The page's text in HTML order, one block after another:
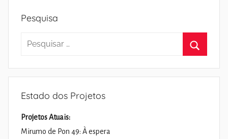
Pesquisa
Pesquisar
Estado dos Projetos
Projetos Atuais:
Mirumo de Pon 49: À espera